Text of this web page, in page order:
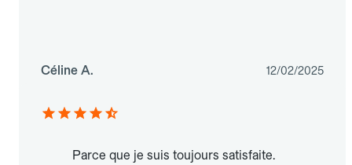
Céline A. 12/02/2025
Parce que je suis toujours satisfaite.